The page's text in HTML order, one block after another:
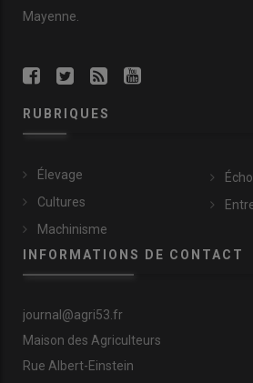
Mayenne.
RUBRIQUES
Élevage
Cultures
Machinisme
INFORMATIONS DE CONTACT
journal@agri53.fr
Maison des Agriculteurs
Rue Albert-Einstein